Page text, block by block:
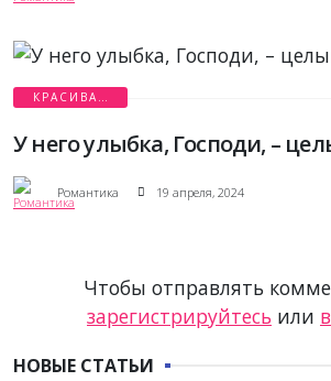
КРАСИВАЯ
ЛЮБОВЬ
У него улыбка, Господи, –
Романтика 19 апреля, 2024
Чтобы отправлять
зарегистрируйтесь или
НОВЫЕ СТАТЬИ